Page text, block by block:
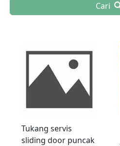
Cari
Tukang servis
sliding door puncak